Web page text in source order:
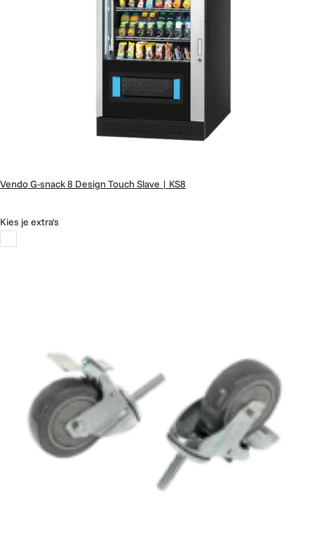
Vendo G-snack 8 Design Touch Slave | KS8
Kies je extra's